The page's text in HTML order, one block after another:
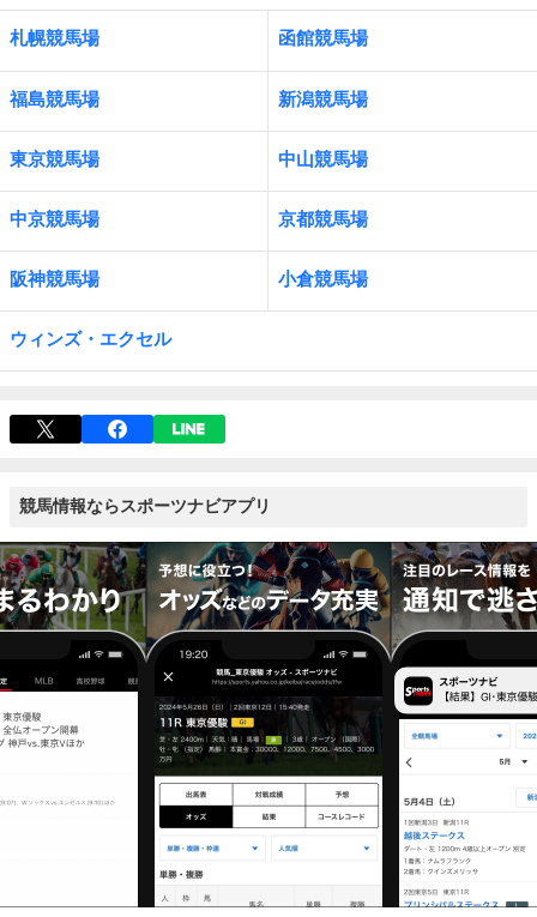
札幌競馬場 函館競馬場
福島競馬場 新潟競馬場
東京競馬場 中山競馬場
中京競馬場 京都競馬場
阪神競馬場 小倉競馬場
ウィンズ・エクセル
競馬情報ならスポーツナビアプリ